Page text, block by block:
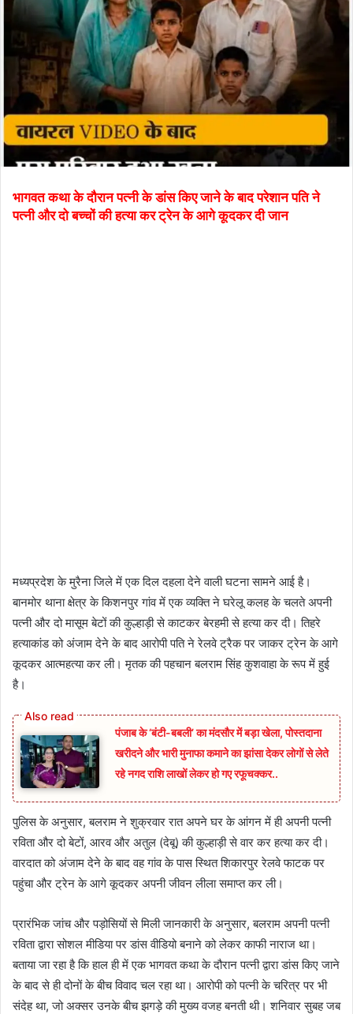
भागवत कथा के दौरान पत्नी के डांस किए जाने के बाद परेशान पति ने
पत्नी और दो बच्चों की हत्या कर ट्रेन के आगे कूदकर दी जान
मध्यप्रदेश के मुरैना जिले में एक दिल दहला देने वाली घटना सामने आई है।
बानमोर थाना क्षेत्र के किशनपुर गांव में एक व्यक्ति ने घरेलू कलह के चलते अपनी
पत्नी और दो मासूम बेटों की कुल्हाड़ी से काटकर बेरहमी से हत्या कर दी। तिहरे
हत्याकांड को अंजाम देने के बाद आरोपी पति ने रेलवे ट्रैक पर जाकर ट्रेन के आगे
कूदकर आत्महत्या कर ली। मृतक की पहचान बलराम सिंह कुशवाहा के रूप में हुई
है।
पंजाब के ‘बंटी-बबली’ का मंदसौर में बड़ा खेला, पोस्तदाना
खरीदने और भारी मुनाफा कमाने का झांसा देकर लोगों से लेते
रहे नगद राशि लाखों लेकर हो गए रफूचक्कर..
पुलिस के अनुसार, बलराम ने शुक्रवार रात अपने घर के आंगन में ही अपनी पत्नी
रविता और दो बेटों, आरव और अतुल (देबू) की कुल्हाड़ी से वार कर हत्या कर दी।
वारदात को अंजाम देने के बाद वह गांव के पास स्थित शिकारपुर रेलवे फाटक पर
पहुंचा और ट्रेन के आगे कूदकर अपनी जीवन लीला समाप्त कर ली।
प्रारंभिक जांच और पड़ोसियों से मिली जानकारी के अनुसार, बलराम अपनी पत्नी
रविता द्वारा सोशल मीडिया पर डांस वीडियो बनाने को लेकर काफी नाराज था।
बताया जा रहा है कि हाल ही में एक भागवत कथा के दौरान पत्नी द्वारा डांस किए जाने
के बाद से ही दोनों के बीच विवाद चल रहा था। आरोपी को पत्नी के चरित्र पर भी
संदेह था, जो अक्सर उनके बीच झगड़े की मुख्य वजह बनती थी। शनिवार सुबह जब